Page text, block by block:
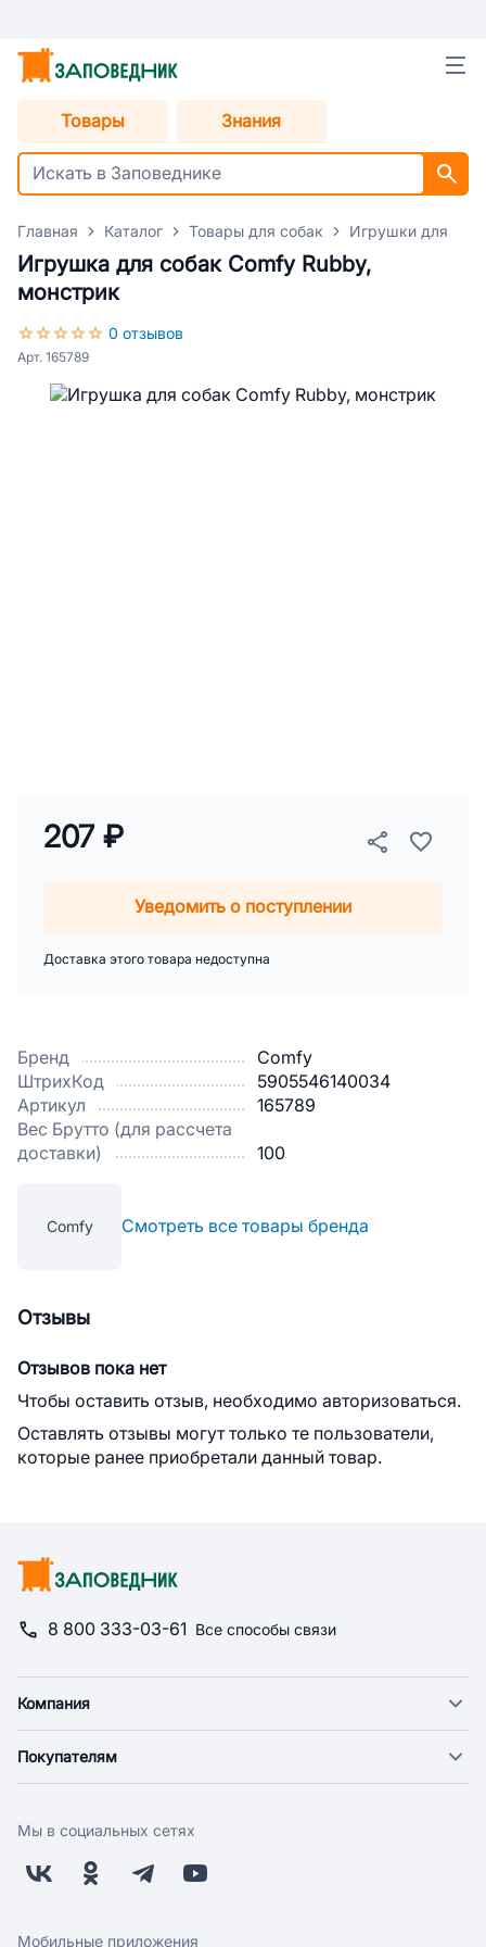
Товары Знания
Главная Каталог Товары для собак Игрушки для
Игрушка для собак Comfy Rubby,
монстрик
0 отзывов
Арт. 165789
Бренд
Comfy
ШтрихКод
5905546140034
Артикул
165789
Вес Брутто (для рассчета
доставки)
100
Comfy Смотреть все товары бренда
207 ₽
Уведомить о поступлении
Доставка этого товара недоступна
Отзывы
Отзывов пока нет
Чтобы оставить отзыв, необходимо авторизоваться.
Оставлять отзывы могут только те пользователи,
которые ранее приобретали данный товар.
8 800 333-03-61 Все способы связи
Компания
Новости
Поставщикам
Заводчикам
Обратная связь
Покупателям
Оплата
Бонусная программа
Скидки и акции
Мы в социальных сетях
Мобильные приложения